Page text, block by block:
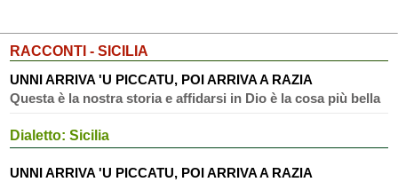
RACCONTI - SICILIA
UNNI ARRIVA 'U PICCATU, POI ARRIVA A RAZIA
Questa è la nostra storia e affidarsi in Dio è la cosa più bella
Dialetto: Sicilia
UNNI ARRIVA 'U PICCATU, POI ARRIVA A RAZIA